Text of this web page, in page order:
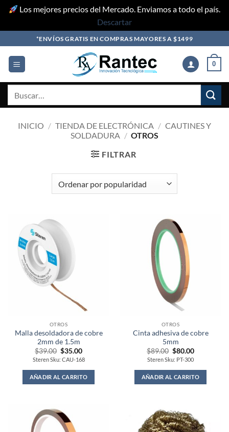
Los mejores precios del Mercado. Enviamos a todo el país.
Descartar
to
content
*ENVÍOS GRATIS EN COMPRAS MAYORES A $1499
0
INICIO / TIENDA DE ELECTRÓNICA / CAUTINES Y
SOLDADURA / OTROS
FILTRAR
OTROS
Malla desoldadora de cobre
2mm de 1.5m
$39.00 Original
price
was:
$39.00.
$35.00Current
price
is:
$35.00.
Steren Sku: CAU-168
AÑADIR AL CARRITO
OTROS
Cinta adhesiva de cobre
5mm
$89.00 Original
price
was:
$89.00.
$80.00Current
$80.00.
Steren Sku: PT-300
AÑADIR AL CARRITO